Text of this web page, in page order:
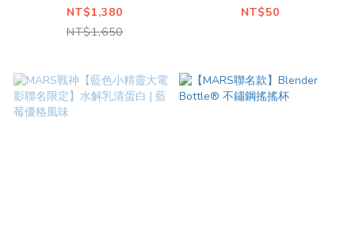
箱 | 七種風味
NT$1,380
NT$1,650
包|七種風味
NT$50